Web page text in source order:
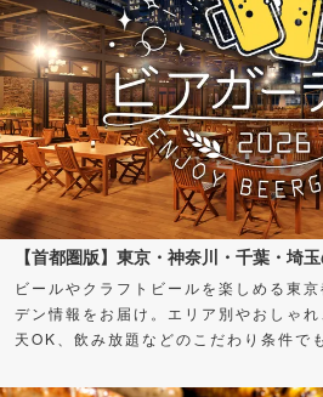
【首都圏版】東京・神奈川・千葉・埼
ビールやクラフトビールを楽しめる東
デン情報をお届け。エリア別やおしゃ
天OK、飲み放題などのこだわり条件で